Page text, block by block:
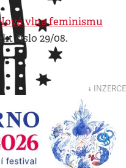
vlna feminismu
číslo 29/08.
↓ INZERCE